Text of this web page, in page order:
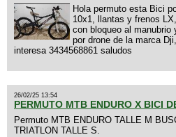
Hola permuto esta Bici
10x1, llantas y frenos
con bloqueo al manubrio
por drone de la marca
interesa 3434568861 saludos
26/02/25 13:54
PERMUTO MTB ENDURO X BICI
Permuto MTB ENDURO TALLE M
TRIATLON TALLE S.